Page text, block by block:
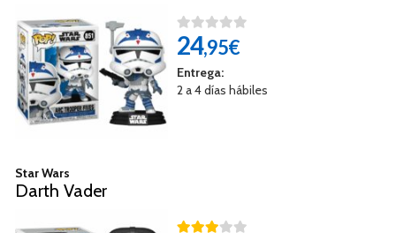
24,95€
Entrega:
2 a 4 días hábiles
Star Wars
Darth Vader